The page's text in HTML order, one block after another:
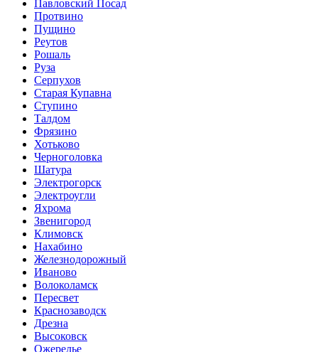
Павловский Посад
Протвино
Пущино
Реутов
Рошаль
Руза
Серпухов
Старая Купавна
Ступино
Талдом
Фрязино
Хотьково
Черноголовка
Шатура
Электрогорск
Электроугли
Яхрома
Звенигород
Климовск
Нахабино
Железнодорожный
Иваново
Волоколамск
Пересвет
Краснозаводск
Дрезна
Высоковск
Ожерелье